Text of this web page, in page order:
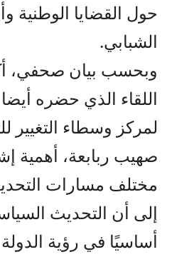
حول القضايا الوطنية
الشبابي.
وبحسب بيان صحفي،
اللقاء الذي حضره أيضا
لمركز وسطاء التغيير
صهيب ربابعة، أهمية
مختلف مسارات
إلى أن التحديث
أساسيًا في رؤية الدولة